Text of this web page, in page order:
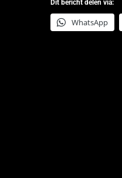
Dit bericht delen via:
WhatsApp